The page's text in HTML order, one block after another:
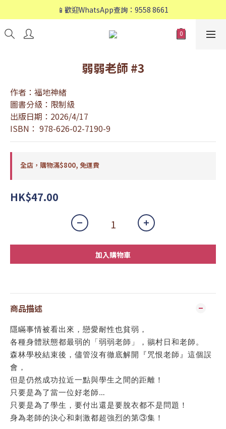
📱歡迎WhatsApp查詢：9558 8661
📱歡迎WhatsApp查詢：9558 8661
❤️會員專享：🛍購物滿💰HK$800，🚚免運費❤️
弱弱老師 #3
作者：福地神緒
圖書分級：限制級
出版日期：2026/4/17
ISBN： 978-626-02-7190-9
全店，購物滿$800, 免運費
HK$47.00
加入購物車
商品描述
隱瞞事情被看出來，戀愛耐性也貧弱，
各種身體狀態都最弱的「弱弱老師」，鶸村日和老師。
森林學校結束後，儘管沒有徹底解開『咒恨老師』這個誤
會，
但是仍然成功拉近一點與學生之間的距離！
只要是為了當一位好老師…
只要是為了學生，要付出還是要脫衣都不是問題！
身為老師的決心和刺激都超強烈的第③集！